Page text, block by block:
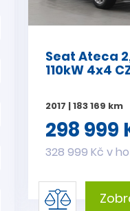
Seat Ateca
110kW 4x4
2017 | 183 169 km
298 999
328 999 Kč v